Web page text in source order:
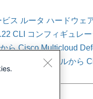
ス ルータ ハードウェ
CLI コンフィギュレ
ら Cisco Multicloud
ファイアウォールから